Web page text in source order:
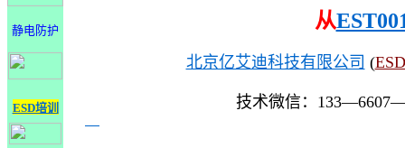
静电防护
ESD培训
从
北京亿艾迪科技有限公司 (
技术微信：